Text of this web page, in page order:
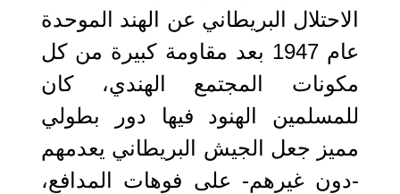
الاحتلال البريطاني عن الهند الموحدة
عام 1947 بعد مقاومة كبيرة من كل
مكونات المجتمع الهندي، كان
للمسلمين الهنود فيها دور بطولي
مميز جعل الجيش البريطاني يعدمهم
-دون غيرهم- على فوهات المدافع،